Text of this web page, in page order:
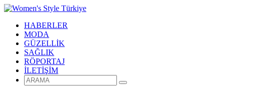
HABERLER
MODA
GÜZELLİK
SAĞLIK
RÖPORTAJ
İLETİŞİM